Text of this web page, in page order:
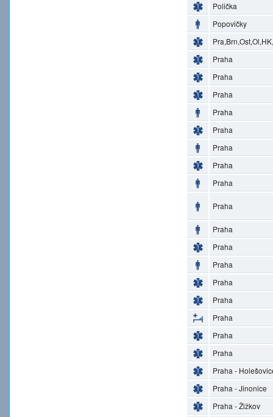
Polička
Popovičky
Praha
Praha
Praha
Praha
Praha
Praha
Praha
Praha
Praha
Praha
Praha
Praha
Praha
Praha
Praha
Praha
Praha
Praha -
Praha - Jinonice
Praha - Žižkov